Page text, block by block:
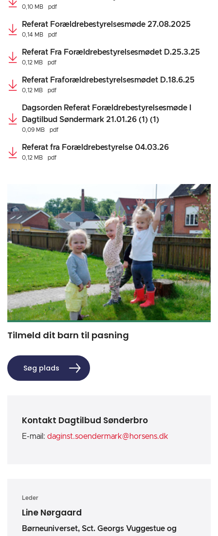
0,10 MB pdf
Referat Forældrebestyrelsesmøde 27.08.2025
0,14 MB pdf
Referat Fra Forældrebestyrelsesmødet D.25.3.25
0,12 MB pdf
Referat Fraforældrebestyrelsesmødet D.18.6.25
0,12 MB pdf
Dagsorden Referat Forældrebestyrelsesmøde I
Dagtilbud Søndermark 21.01.26 (1) (1)
0,09 MB pdf
Referat fra Forældrebestyrelse 04.03.26
0,12 MB pdf
Tilmeld dit barn til pasning
Søg plads
Kontakt Dagtilbud Sønderbro
E-mail: daginst.soendermark@horsens.dk
Leder
Line Nørgaard
Børneuniverset, Sct. Georgs Vuggestue og